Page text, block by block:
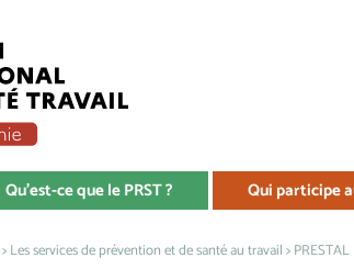
Qu'est-ce que le PRST ? Qui participe
>Les services de prévention et de santé au travail> PRESTAL